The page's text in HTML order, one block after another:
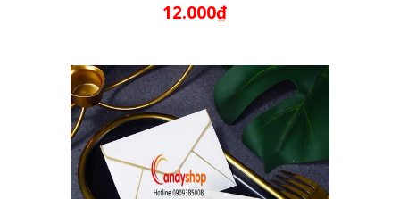
THÊM VÀO GIỎ HÀNG
12.000₫